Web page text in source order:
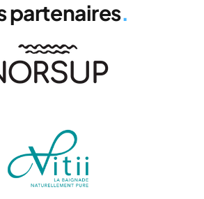
partenaires.